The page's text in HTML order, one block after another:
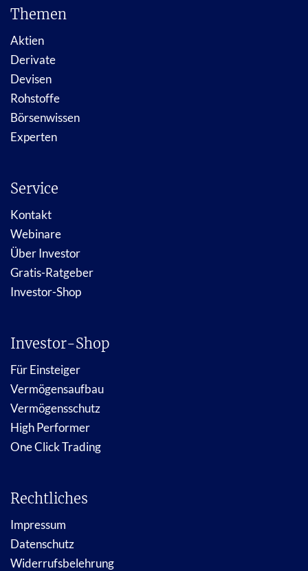
Themen
Aktien
Derivate
Devisen
Rohstoffe
Börsenwissen
Experten
Service
Kontakt
Webinare
Über Investor
Gratis-Ratgeber
Investor-Shop
Investor-Shop
Für Einsteiger
Vermögensaufbau
Vermögensschutz
High Performer
One Click Trading
Rechtliches
Impressum
Datenschutz
Widerrufsbelehrung